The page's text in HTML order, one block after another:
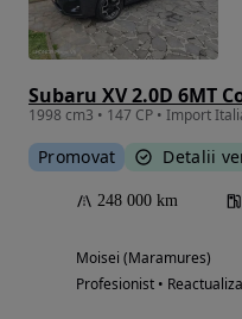
Subaru XV 2.0D 6MT
Promovat Detalii
248 000 km
Moisei (Maramures)
Profesionist •